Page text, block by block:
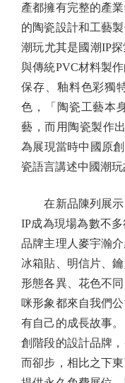
產都擁有完整的產
的陶瓷設計和工藝
潮玩尤其是國潮IP
與傳統PVC材料製
保存、釉料色彩獨
色，「陶瓷工藝本
藝，而用陶瓷製作
為展現當時中國原
瓷語言講述中國潮玩
在新品陳列展示
IP成為現場為數不
品牌主理人麥宇瀚
冰箱貼、明信片、
形態各異、花色不
咪形象都來自我們
有自己的成長故事
創階段的設計品牌
而卻步，相比之下